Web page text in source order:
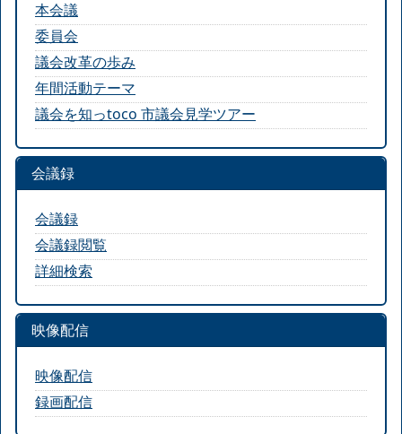
本会議
委員会
議会改革の歩み
年間活動テーマ
議会を知っtoco 市議会見学ツアー
会議録
会議録
会議録閲覧
詳細検索
映像配信
映像配信
録画配信